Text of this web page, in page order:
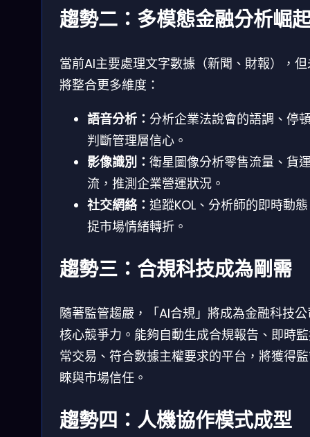
趨勢二：多模態金融分析崛
當前AI主要處理文字數據（新聞、財報），
將整合更多維度：
語音分析： 分析企業法說會的語調、停
判斷管理層信心。
影像識別： 衛星圖像分析零售流量、貨
流，推測企業營運狀況。
社交網絡： 追蹤KOL、分析師的即時動
捉市場情緒轉折。
趨勢三：合規科技成為剛需
隨著監管趨嚴，「AI合規」將成為金融科技
核心競爭力。能夠自動生成合規報告、即時
常交易、符合數據主權要求的平台，將獲得
睞與市場信任。
趨勢四：人機協作模式成型